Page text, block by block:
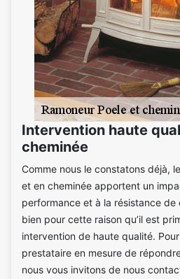
Intervention haute
cheminée
Comme nous le constatons déjà,
et en cheminée apportent un
performance et à la résistance de
bien pour cette raison qu’il est
intervention de haute qualité.
prestataire en mesure de
nous vous invitons de nous